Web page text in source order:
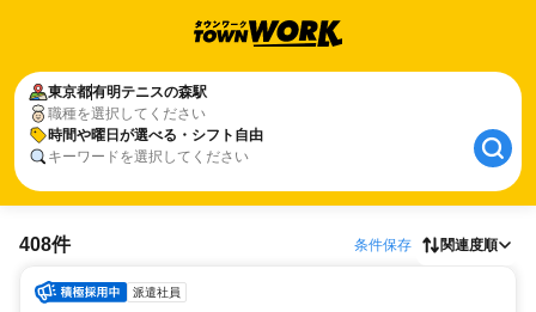
東京都有明テニスの森駅
職種を選択してください
時間や曜日が選べる・シフト自由
キーワードを選択してください
408件 条件保存 関連度順
派遣社員